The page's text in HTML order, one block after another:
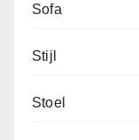
Sofa
Stijl
Stoel